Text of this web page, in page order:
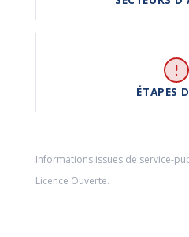
ÉTAPES
Informations issues de service-
Licence Ouverte.